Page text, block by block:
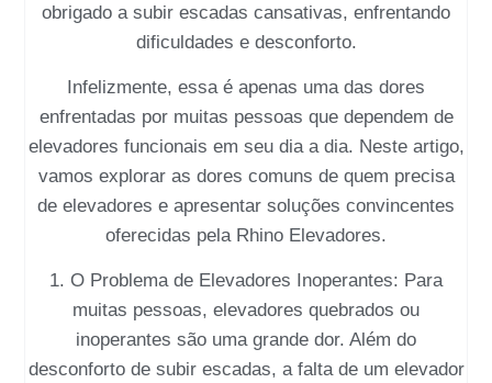
obrigado a subir escadas cansativas, enfrentando
dificuldades e desconforto.
Infelizmente, essa é apenas uma das dores
enfrentadas por muitas pessoas que dependem de
elevadores funcionais em seu dia a dia. Neste artigo,
vamos explorar as dores comuns de quem precisa
de elevadores e apresentar soluções convincentes
oferecidas pela Rhino Elevadores.
1. O Problema de Elevadores Inoperantes: Para
muitas pessoas, elevadores quebrados ou
inoperantes são uma grande dor. Além do
desconforto de subir escadas, a falta de um elevador